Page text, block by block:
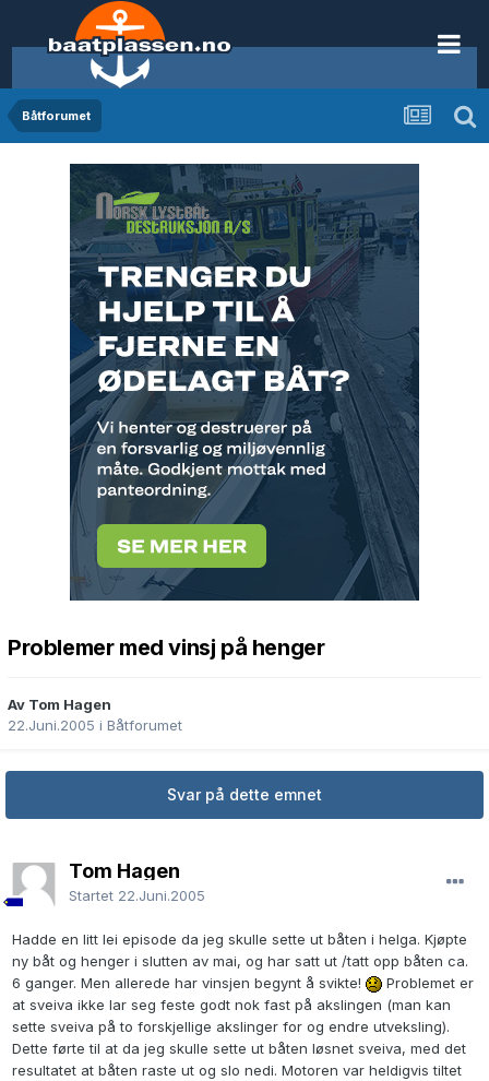
Båtforumet
Problemer med vinsj på henger
Av Tom Hagen
22.Juni.2005 i Båtforumet
Svar på dette emnet
Tom Hagen
Startet 22.Juni.2005
Hadde en litt lei episode da jeg skulle sette ut båten i helga. Kjøpte
ny båt og henger i slutten av mai, og har satt ut /tatt opp båten ca.
6 ganger. Men allerede har vinsjen begynt å svikte!
Problemet er
at sveiva ikke lar seg feste godt nok fast på akslingen (man kan
sette sveiva på to forskjellige akslinger for og endre utveksling).
Dette førte til at da jeg skulle sette ut båten løsnet sveiva, med det
resultatet at båten raste ut og slo nedi. Motoren var heldigvis tiltet